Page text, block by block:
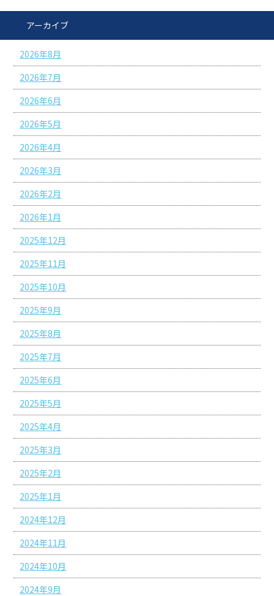
アーカイブ
2026年8月
2026年7月
2026年6月
2026年5月
2026年4月
2026年3月
2026年2月
2026年1月
2025年12月
2025年11月
2025年10月
2025年9月
2025年8月
2025年7月
2025年6月
2025年5月
2025年4月
2025年3月
2025年2月
2025年1月
2024年12月
2024年11月
2024年10月
2024年9月